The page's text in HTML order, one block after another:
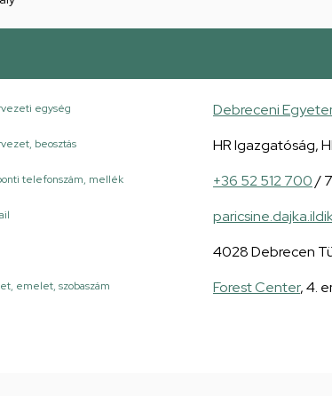
egység Debreceni
beosztás HR Igazgatóság,
telefonszám, mellék +36 52 512 700/
4028 Debrecen
emelet, szobaszám Forest Center, 4.